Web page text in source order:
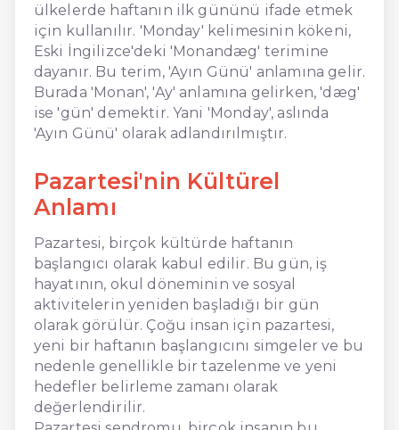
ülkelerde haftanın ilk gününü ifade etmek
için kullanılır. 'Monday' kelimesinin kökeni,
Eski İngilizce'deki 'Monandæg' terimine
dayanır. Bu terim, 'Ayın Günü' anlamına gelir.
Burada 'Monan', 'Ay' anlamına gelirken, 'dæg'
ise 'gün' demektir. Yani 'Monday', aslında
'Ayın Günü' olarak adlandırılmıştır.
Pazartesi'nin Kültürel
Anlamı
Pazartesi, birçok kültürde haftanın
başlangıcı olarak kabul edilir. Bu gün, iş
hayatının, okul döneminin ve sosyal
aktivitelerin yeniden başladığı bir gün
olarak görülür. Çoğu insan için pazartesi,
yeni bir haftanın başlangıcını simgeler ve bu
nedenle genellikle bir tazelenme ve yeni
hedefler belirleme zamanı olarak
değerlendirilir.